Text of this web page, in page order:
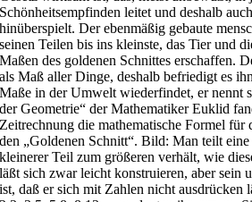
Schönheitsempfinden leitet und deshalb
hinüberspielt. Der ebenmäßig gebaute
seinen Teilen bis ins kleinste, das Tier und
Maßen des goldenen Schnittes erschaffen.
als Maß aller Dinge, deshalb befriedigt es
Maße in der Umwelt wiederfindet, er nennt
der Geometrie“ der Mathematiker Euklid
Zeitrechnung die mathematische Formel für
den „Goldenen Schnitt“. Bild: Man teilt
kleinerer Teil zum größeren verhält, wie
läßt sich zwar leicht konstruieren, aber sein
ist, daß er sich mit Zahlen nicht ausdrücken